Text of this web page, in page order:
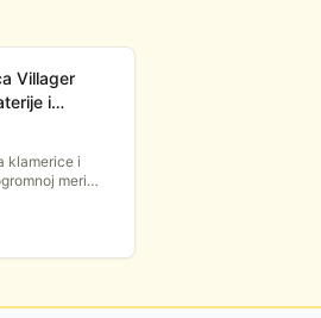
Villager
i
klamerice i
meri